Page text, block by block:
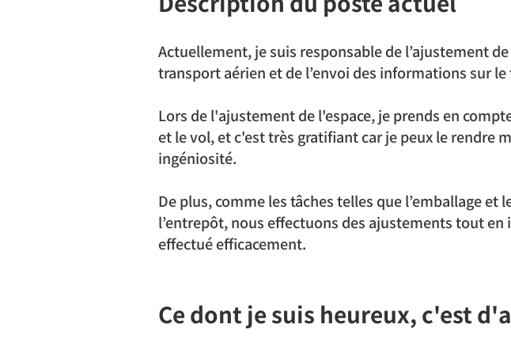
Actuellement, je suis responsable de l’ajustement
transport aérien et de l’envoi des informations sur
Lors de l'ajustement de l'espace, je prends en
et le vol, et c'est très gratifiant car je peux le rendre
ingéniosité.
De plus, comme les tâches telles que l’emballage
l’entrepôt, nous effectuons des ajustements tout
effectué efficacement.
Ce dont je suis heureux, c'est